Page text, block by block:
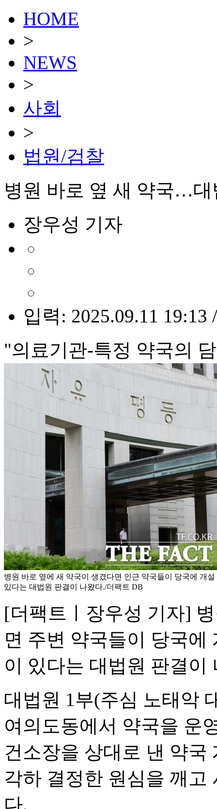
HOME
>
NEWS
>
사회
>
법원/검찰
병원 바로 옆 새 약국…
장우성 기자
입력: 2025.09.11 19:13
"의료기관-특정 약국의
병원 바로 옆에 새 약국이 생겼다면 인근 약국들이 당국에 개
있다는 대법원 판결이 나왔다./더팩트 DB
[더팩트ㅣ장우성 기자]
면 주변 약국들이 당국에
이 있다는 대법원 판결이
대법원 1부(주심 노태악
여의도동에서 약국을 운
건소장을 상대로 낸 약국
각하 결정한 원심을 깨
다.